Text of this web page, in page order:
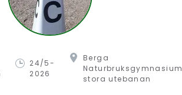
24/5-
2026
Berga
stora utebanan